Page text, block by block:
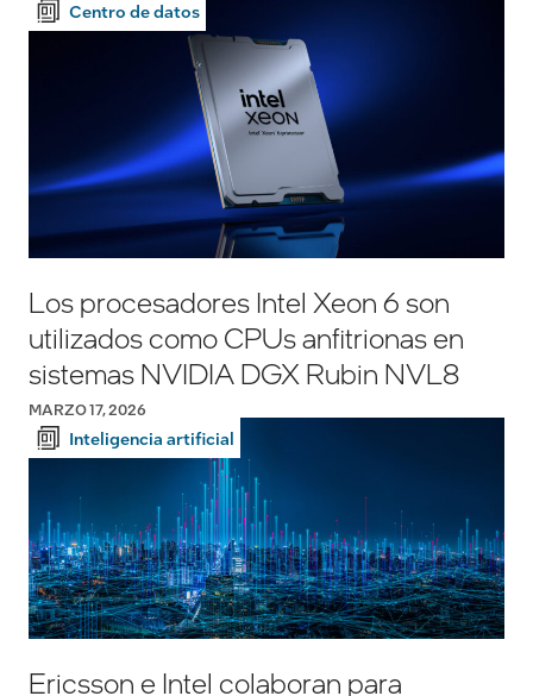
Centro de datos
Los procesadores Intel Xeon 6 son
utilizados como CPUs anfitrionas en
sistemas NVIDIA DGX Rubin NVL8
MARZO 17, 2026
Inteligencia artificial
Ericsson e Intel colaboran para